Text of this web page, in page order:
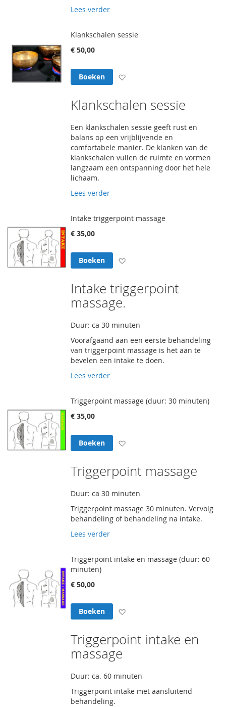
Lees verder
Klankschalen sessie
€ 50,00
Boeken
Klankschalen sessie
Een klankschalen sessie geeft rust en
balans op een vrijblijvende en
comfortabele manier. De klanken van de
klankschalen vullen de ruimte en vormen
langzaam een ontspanning door het hele
lichaam.
Lees verder
Intake triggerpoint massage
€ 35,00
Boeken
Intake triggerpoint
massage.
Duur: ca 30 minuten
Voorafgaand aan een eerste behandeling
van triggerpoint massage is het aan te
bevelen een intake te doen.
Lees verder
Triggerpoint massage (duur: 30 minuten)
€ 35,00
Boeken
Triggerpoint massage
Duur: ca 30 minuten
Triggerpoint massage 30 minuten. Vervolg
behandeling of behandeling na intake.
Lees verder
Triggerpoint intake en massage (duur: 60
minuten)
€ 50,00
Boeken
Triggerpoint intake en
massage
Duur: ca. 60 minuten
Triggerpoint intake met aansluitend
behandeling.